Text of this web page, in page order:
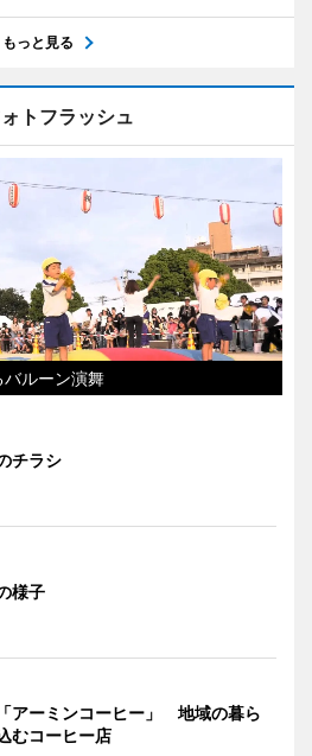
もっと見る
トフラッシュ
ルーン演舞
チラシ
様子
アーミンコーヒー」 地域の暮ら
むコーヒー店